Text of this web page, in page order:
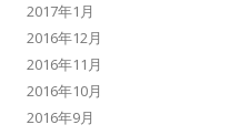
2017年1月
2016年12月
2016年11月
2016年10月
2016年9月